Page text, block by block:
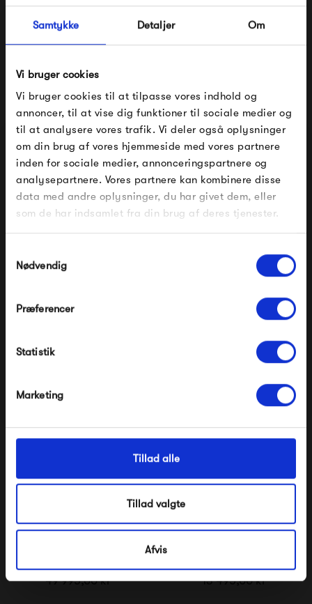
Samtykke Detaljer Om
Vi bruger cookies
Vi bruger cookies til at tilpasse vores indhold og
annoncer, til at vise dig funktioner til sociale medier og
til at analysere vores trafik. Vi deler også oplysninger
om din brug af vores hjemmeside med vores partnere
inden for sociale medier, annonceringspartnere og
analysepartnere. Vores partnere kan kombinere disse
data med andre oplysninger, du har givet dem, eller
som de har indsamlet fra din brug af deres tjenester.
Nødvendig
Præferencer
Statistik
Marketing
Tillad alle
Tillad valgte
Afvis
af os ofte søger.
Produkter fra samme kategori
ATD1
&Tradition Rely HW11 Stol
49 995,00 kr 13 495,00 kr
FÅ 10% PÅ DIN NÆSTE ORDRE
Indtast din e-mail, så sender vi rabatkoden til dig på
mail. Minimumsbeløb er 499 kr. for at indløse
rabatten.
Gælder ikke på produkter fra Fermob, File Under
*Ved at tilmelde dig accepterer du at modtage e-